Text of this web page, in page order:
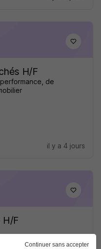
H/F
de
il y a 4 jours
H/F
Continuer sans accepter